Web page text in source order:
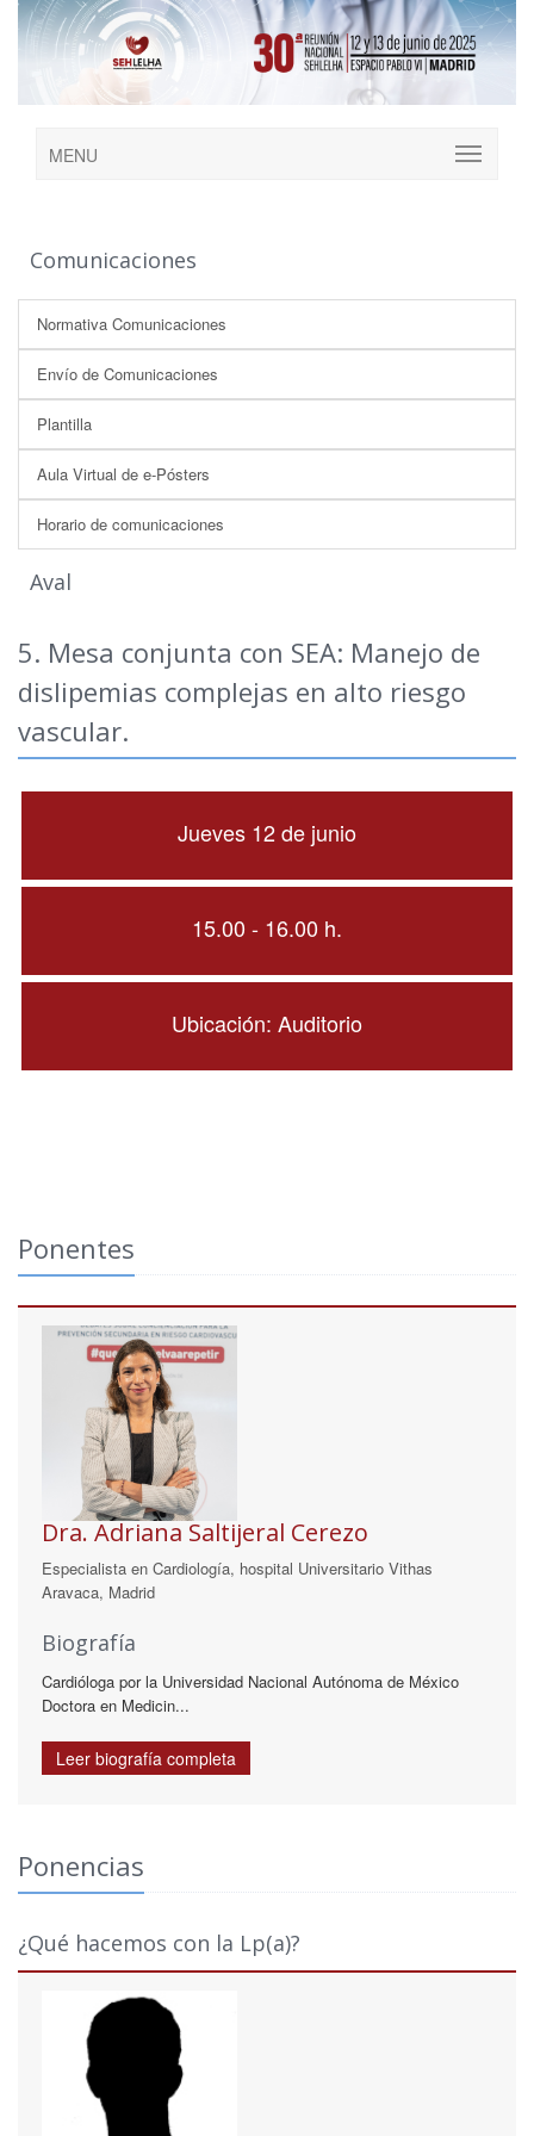
MENU
Comunicaciones
Normativa Comunicaciones
Envío de Comunicaciones
Plantilla
Aula Virtual de e-Pósters
Horario de comunicaciones
Aval
5. Mesa conjunta con SEA: Manejo de
dislipemias complejas en alto riesgo
vascular.
Jueves 12 de junio
15.00 - 16.00 h.
Ubicación: Auditorio
Ponentes
Dra. Adriana Saltijeral Cerezo
Especialista en Cardiología, hospital Universitario Vithas
Aravaca, Madrid
Biografía
Cardióloga por la Universidad Nacional Autónoma de México
Doctora en Medicin...
Leer biografía completa
Ponencias
¿Qué hacemos con la Lp(a)?